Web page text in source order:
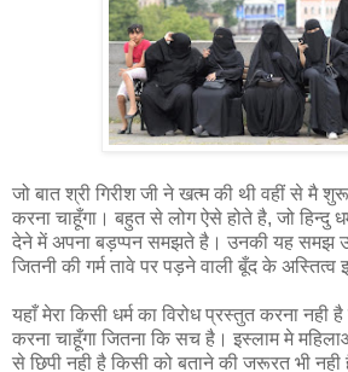
जो बात श्री गिरीश जी ने खत्म की थी वहीं से
करना चाहूँगा। बहुत से लोग ऐसे होते है, जो हिन्दु
देने में अपना बड़प्‍पन समझते है। उनकी यह समझ
जितनी की गर्म तावे पर पड़ने वाली बूँद के अस्तित्‍व
यहाँ मेरा किसी धर्म का विरोध प्रस्‍तुत करना नही
करना चाहूँगा जितना कि सच है। इस्लाम मे
से छिपी नही है किसी को बताने की जरूरत भी